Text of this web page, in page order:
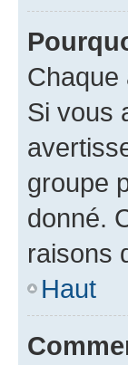
Chaque
Si vous
groupe
donné.
raisons
Haut